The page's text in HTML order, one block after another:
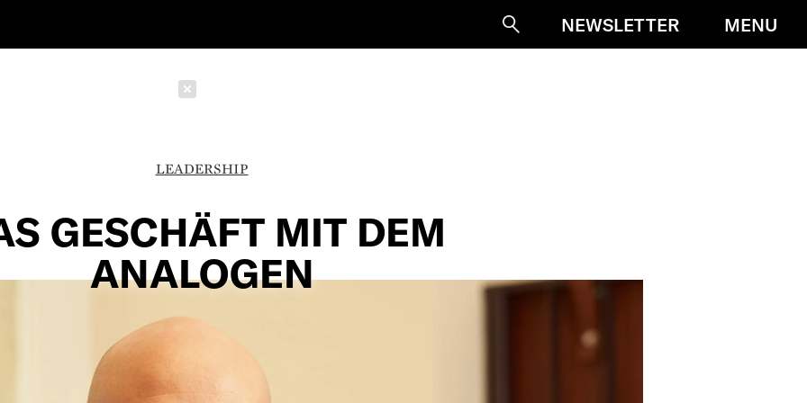
SucheNEWSLETTER MENU
LEADERSHIP
GESCHÄFT MIT DEM
ANALOGEN